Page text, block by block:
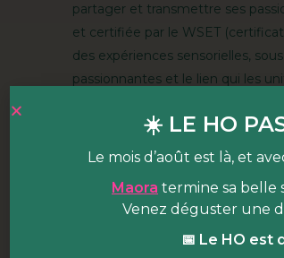
partager et transmettre ses
et certifiée par le WSET
des expériences sensorielles,
passionnantes et le lien qui les
HOBA c'est quoi ?
un lieu de vie dédié à
hectares du parc Martin Luther King
court et vous cultiver en BA dans
☀️ LE HO
Le mois d’août est là, et
Maora termine sa belle
Venez déguster une
📅 Le HO est